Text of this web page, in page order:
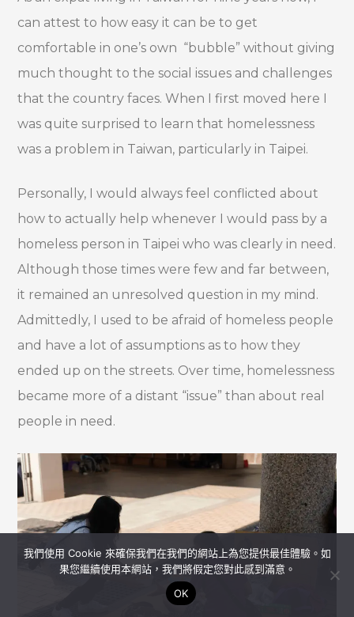
can attest to how easy it can be to get
comfortable in one’s own “bubble” without giving
much thought to the social issues and challenges
that the country faces. When I first moved here I
was quite surprised to learn that homelessness
was a problem in Taiwan, particularly in Taipei.
Personally, I would always feel conflicted about
how to actually help whenever I would pass by a
homeless person in Taipei who was clearly in need.
Although those times were few and far between,
it remained an unresolved question in my mind.
Admittedly, I used to be afraid of homeless people
and have a lot of assumptions as to how they
ended up on the streets. Over time, homelessness
became more of a distant “issue” than about real
people in need.
我們使用 Cookie 來確保我們在我們的網站上為您提供最佳體驗。如
果您繼續使用本網站，我們將假定您對此感到滿意。
OK